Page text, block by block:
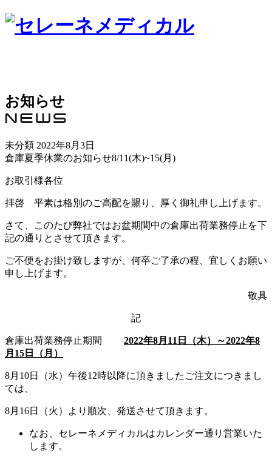
お知らせ
未分類 2022年8月3日
倉庫夏季休業のお知らせ8/11(木)~15(月)
お取引様各位
拝啓 平素は格別のご高配を賜り、厚く御礼申し上げます。
さて、このたび弊社ではお盆期間中の倉庫出荷業務停止を下
記の通りとさせて頂きます。
ご不便をお掛け致しますが、何卒ご了承の程、宜しくお願い
申し上げます。
敬具
記
倉庫出荷業務停止期間 2022年8月11日（木）～2022年8
月15日（月）
8月10日（水）午後12時以降に頂きましたご注文につきまし
ては、
8月16日（火）より順次、発送させて頂きます。
なお、セレーネメディカルはカレンダー通り営業いた
します。